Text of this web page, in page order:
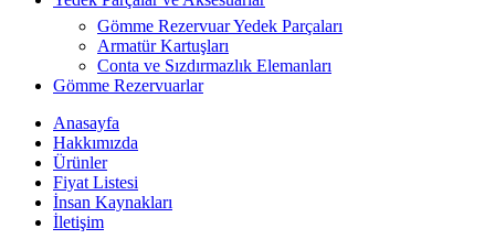
Gömme Rezervuar Yedek Parçaları
Armatür Kartuşları
Conta ve Sızdırmazlık Elemanları
Gömme Rezervuarlar
Anasayfa
Hakkımızda
Ürünler
Fiyat Listesi
İnsan Kaynakları
İletişim